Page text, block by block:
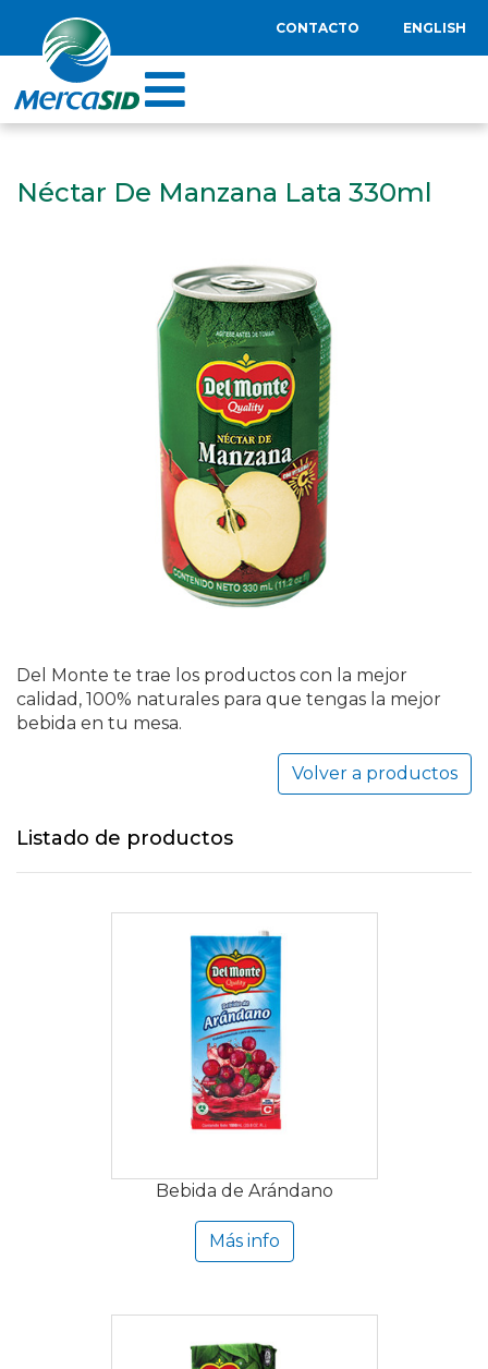
CONTACTO ENGLISH
Néctar De Manzana Lata 330ml
Del Monte te trae los productos con la mejor
calidad, 100% naturales para que tengas la mejor
bebida en tu mesa.
Volver a productos
Listado de productos
Bebida de Arándano
Más info